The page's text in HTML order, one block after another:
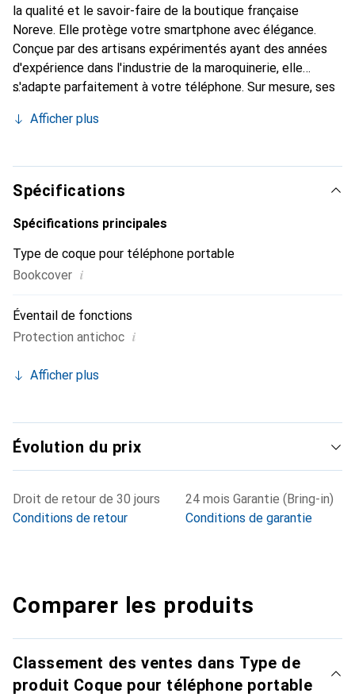
la qualité et le savoir-faire de la boutique française
Noreve. Elle protège votre smartphone avec élégance.
Conçue par des artisans expérimentés ayant des années
d'expérience dans l'industrie de la maroquinerie, elle
s'adapte parfaitement à votre téléphone. Sur mesure, ses
Elle devient l'accessoire chic et indispensable pour votre
produits de haute qualité, la marque Noreve est un choix
fiable pour une clientèle exigeante.
Afficher plus
Spécifications
Spécifications principales
Type de coque pour téléphone portable
Bookcover i
Éventail de fonctions
Protection antichoc i
Afficher plus
Évolution du prix
Droit de retour de 30 jours
Conditions de retour
24 mois Garantie (Bring-in)
Conditions de garantie
Comparer les produits
Classement des ventes dans Type de
produit Coque pour téléphone portable